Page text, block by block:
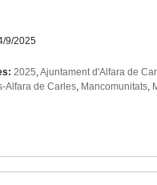
9/2025
2025,Ajuntament d'Alfara de
Alfara de Carles, Mancomunitats,